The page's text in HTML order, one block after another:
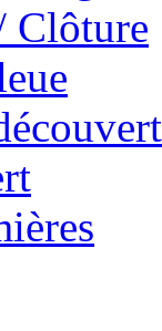
Clôture